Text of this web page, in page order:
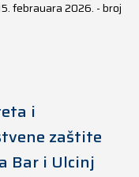
febrauara 2026. - broj
i
zaštite
Bar i Ulcinj